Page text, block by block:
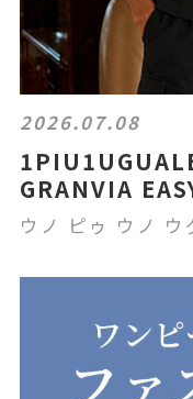
2026.07.08
GRANVIA
ウノ ピゥ ウノ ウ